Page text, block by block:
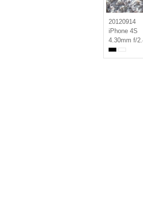
20120914
iPhone 4S
4.30mm f/